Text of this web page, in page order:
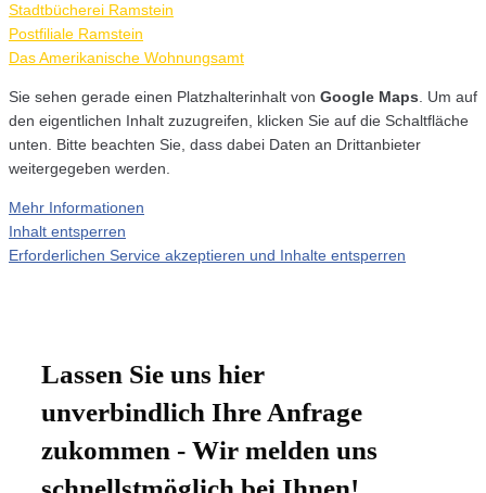
Stadtbücherei Ramstein
Postfiliale Ramstein
Das Amerikanische Wohnungsamt
Sie sehen gerade einen Platzhalterinhalt von Google Maps. Um auf
den eigentlichen Inhalt zuzugreifen, klicken Sie auf die Schaltfläche
unten. Bitte beachten Sie, dass dabei Daten an Drittanbieter
weitergegeben werden.
Mehr Informationen
Inhalt entsperren
Erforderlichen Service akzeptieren und Inhalte entsperren
Lassen Sie uns hier
unverbindlich Ihre Anfrage
zukommen - Wir melden uns